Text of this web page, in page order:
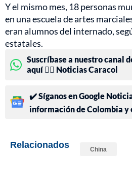
Y el mismo mes, 18 personas
en una escuela de artes
eran alumnos del internado,
estatales.
Suscríbase a nuestro canal
aquí 👉🏻 Noticias Caracol
✔️ Síganos en Google
información de Colombia y
Relacionados China